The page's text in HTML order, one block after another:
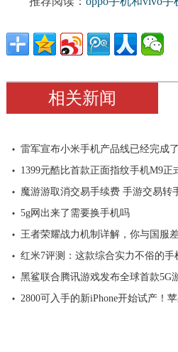
相关新闻
雷军宣布小米手机产品线已经完成
1399元酷比首款正面指纹手机M9正
魔游游取消交易手续费 手游交易转
5g网出来了需要换手机吗
王者荣耀战力机制详解，你与国服
红米7评测：这款综合实力不俗的手
黑鲨联合腾讯游戏发布全球首款5G
2800可入手的新iPhone开始试产！